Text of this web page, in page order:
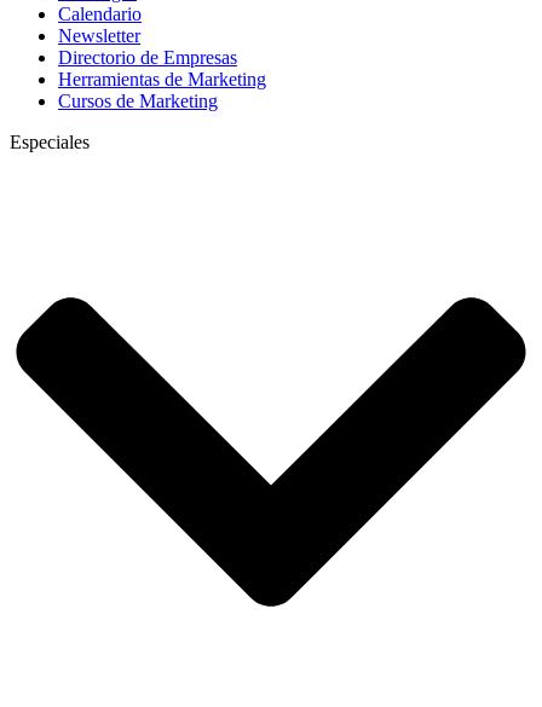
Calendario
Newsletter
Directorio de Empresas
Herramientas de Marketing
Cursos de Marketing
Especiales